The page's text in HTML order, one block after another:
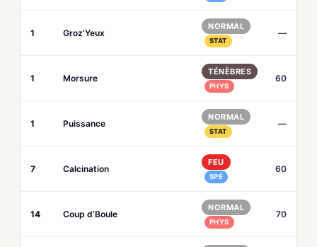
1 Groz’Yeux
NORMAL
STAT
—
1 Morsure
TÉNÈBRES
PHYS
60
1 Puissance
NORMAL
STAT
—
7 Calcination
FEU
SPÉ
60
14 Coup d’Boule
NORMAL
PHYS
70